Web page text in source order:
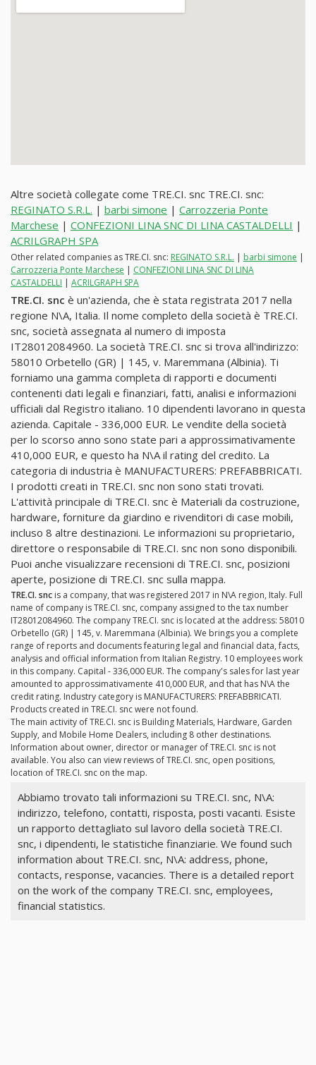
Altre società collegate come TRE.CI. snc TRE.CI. snc:
REGINATO S.R.L. | barbi simone | Carrozzeria Ponte
Marchese | CONFEZIONI LINA SNC DI LINA CASTALDELLI |
ACRILGRAPH SPA
Other related companies as TRE.CI. snc: REGINATO S.R.L. | barbi simone |
Carrozzeria Ponte Marchese | CONFEZIONI LINA SNC DI LINA
CASTALDELLI | ACRILGRAPH SPA
TRE.CI. snc è un'azienda, che è stata registrata 2017 nella
regione N\A, Italia. Il nome completo della società è TRE.CI.
snc, società assegnata al numero di imposta
IT28012084960. La società TRE.CI. snc si trova all'indirizzo:
58010 Orbetello (GR) | 145, v. Maremmana (Albinia). Ti
forniamo una gamma completa di rapporti e documenti
contenenti dati legali e finanziari, fatti, analisi e informazioni
ufficiali dal Registro italiano. 10 dipendenti lavorano in questa
azienda. Capitale - 336,000 EUR. Le vendite della società
per lo scorso anno sono state pari a approssimativamente
410,000 EUR, e questo ha N\A il rating del credito. La
categoria di industria è MANUFACTURERS: PREFABBRICATI.
I prodotti creati in TRE.CI. snc non sono stati trovati.
L'attività principale di TRE.CI. snc è Materiali da costruzione,
hardware, forniture da giardino e rivenditori di case mobili,
incluso 8 altre destinazioni. Le informazioni su proprietario,
direttore o responsabile di TRE.CI. snc non sono disponibili.
Puoi anche visualizzare recensioni di TRE.CI. snc, posizioni
aperte, posizione di TRE.CI. snc sulla mappa.
TRE.CI. snc is a company, that was registered 2017 in N\A region, Italy. Full
name of company is TRE.CI. snc, company assigned to the tax number
IT28012084960. The company TRE.CI. snc is located at the address: 58010
Orbetello (GR) | 145, v. Maremmana (Albinia). We brings you a complete
range of reports and documents featuring legal and financial data, facts,
analysis and official information from Italian Registry. 10 employees work
in this company. Capital - 336,000 EUR. The company's sales for last year
amounted to approssimativamente 410,000 EUR, and that has N\A the
credit rating. Industry category is MANUFACTURERS: PREFABBRICATI.
Products created in TRE.CI. snc were not found.
The main activity of TRE.CI. snc is Building Materials, Hardware, Garden
Supply, and Mobile Home Dealers, including 8 other destinations.
Information about owner, director or manager of TRE.CI. snc is not
available. You also can view reviews of TRE.CI. snc, open positions,
location of TRE.CI. snc on the map.
Abbiamo trovato tali informazioni su TRE.CI. snc, N\A:
indirizzo, telefono, contatti, risposta, posti vacanti. Esiste
un rapporto dettagliato sul lavoro della società TRE.CI.
snc, i dipendenti, le statistiche finanziarie. We found such
information about TRE.CI. snc, N\A: address, phone,
contacts, response, vacancies. There is a detailed report
on the work of the company TRE.CI. snc, employees,
financial statistics.